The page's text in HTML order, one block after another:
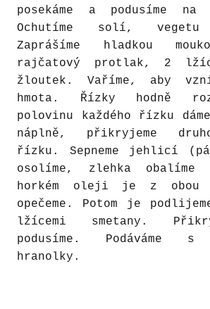
posekáme a podusíme
Ochutíme solí,
Zaprášíme hladkou
rajčatový protlak, 2
žloutek. Vaříme, aby
hmota. Řízky hodně
polovinu každého řízku
náplně, přikryjeme
řízku. Sepneme jehlicí
osolíme, zlehka obalíme
horkém oleji je z obou
opečeme. Potom je
lžícemi smetany.
podusíme. Podáváme s
hranolky.